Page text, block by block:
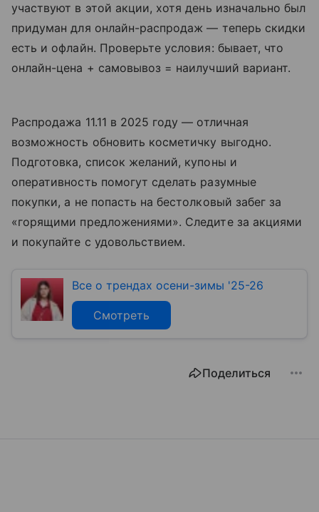
участвуют в этой акции, хотя день изначально был
придуман для онлайн-распродаж — теперь скидки
есть и офлайн. Проверьте условия: бывает, что
онлайн-цена + самовывоз = наилучший вариант.
Распро­да­жа 11.11 в 2025 году — отличная
возможность обновить косметичку выгодно.
Подготовка, список желаний, купоны и
оперативность помогут сделать разумные
покупки, а не попасть на бестолковый забег за
«горящими предложениями». Следите за акциями
и покупайте с удовольствием.
Все о трендах осени-зимы '25-26
Смотреть
Поделиться